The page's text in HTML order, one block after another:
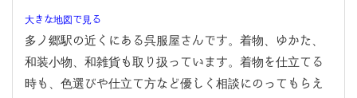
大きな地図で見る
多ノ郷駅の近くにある呉服屋さんです。着物、ゆかた、
和装小物、和雑貨も取り扱っています。着物を仕立てる
時も、色選びや仕立て方など優しく相談にのってもらえ